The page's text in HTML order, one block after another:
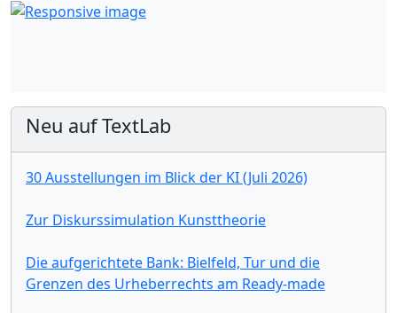
Neu auf TextLab
30 Ausstellungen im Blick der KI (Juli 2026)
Zur Diskurssimulation Kunsttheorie
Die aufgerichtete Bank: Bielfeld, Tur und die
Grenzen des Urheberrechts am Ready-made